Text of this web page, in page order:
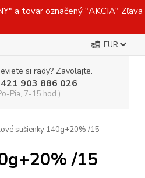
a tovar označený "AKCIA"
EUR
si rady? Zavolajte.
903 886 026
Pia, 7-15 hod.)
sušienky 140g+20% /15
/15